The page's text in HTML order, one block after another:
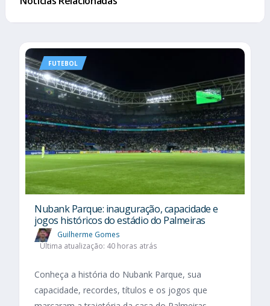
FUTEBOL
Nubank Parque: inauguração, capacidade e
jogos históricos do estádio do Palmeiras
Guilherme Gomes
Última atualização: 40 horas atrás
Conheça a história do Nubank Parque, sua
capacidade, recordes, títulos e os jogos que